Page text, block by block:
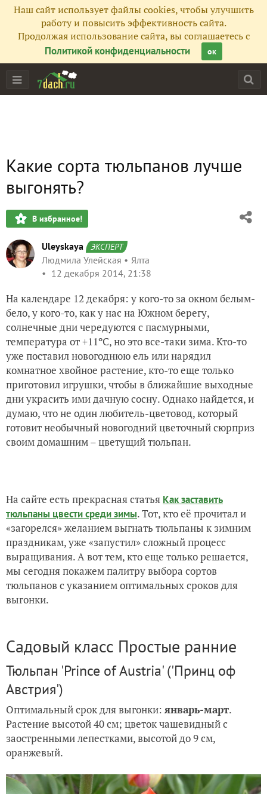
Наш сайт использует файлы cookies, чтобы улучшить
работу и повысить эффективность сайта.
Продолжая использование сайта, вы соглашаетесь с
Политикой конфиденциальности
ок
Какие сорта тюльпанов лучше
выгонять?
В избранное!
Uleyskaya ЭКСПЕРТ
Людмила Улейская
Ялта
12 декабря 2014, 21:38
На календаре 12 декабря: у кого-то за окном белым-
бело, у кого-то, как у нас на Южном берегу,
солнечные дни чередуются с пасмурными,
температура от +11ºC, но это все-таки зима. Кто-то
уже поставил новогоднюю ель или нарядил
комнатное хвойное растение, кто-то еще только
приготовил игрушки, чтобы в ближайшие выходные
дни украсить ими дачную сосну. Однако найдется, и
думаю, что не один любитель-цветовод, который
готовит необычный новогодний цветочный сюрприз
своим домашним – цветущий тюльпан.
На сайте есть прекрасная статья Как заставить
тюльпаны цвести среди зимы. Тот, кто её прочитал и
«загорелся» желанием выгнать тюльпаны к зимним
праздникам, уже «запустил» сложный процесс
выращивания. А вот тем, кто еще только решается,
мы сегодня покажем палитру выбора сортов
тюльпанов с указанием оптимальных сроков для
выгонки.
Садовый класс Простые ранние
Тюльпан 'Prince of Austria' ('Принц оф
Австрия')
Оптимальный срок для выгонки: январь-март.
Растение высотой 40 см; цветок чашевидный с
заостренными лепестками, высотой до 9 см,
оранжевый.